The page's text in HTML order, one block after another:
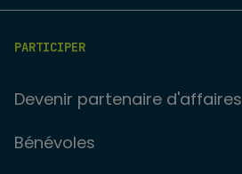
PARTICIPER
Devenir partenaire d'affaires
Bénévoles